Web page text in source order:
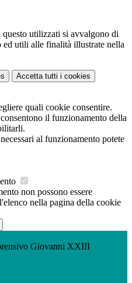
utilizzati si avvalgono di
ed utili alle finalità illustrate nella
Accetta tutti i cookies
quali cookie consentire.
il funzionamento della
al funzionamento potete
non possono essere
nella pagina della cookie
Giovanni XXIII